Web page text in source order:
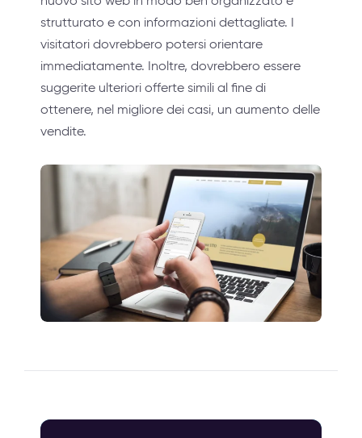
strutturato e con informazioni dettagliate. I
visitatori dovrebbero potersi orientare
immediatamente. Inoltre, dovrebbero essere
suggerite ulteriori offerte simili al fine di
ottenere, nel migliore dei casi, un aumento delle
vendite.